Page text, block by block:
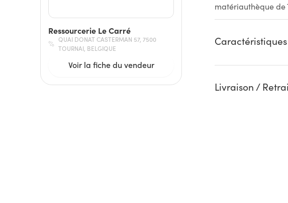
Ressourcerie Le Carré
QUAI DONAT CASTERMAN 57, 7500
TOURNAI, BELGIQUE
Voir la fiche du vendeur
matériauthèque de
Livraison /